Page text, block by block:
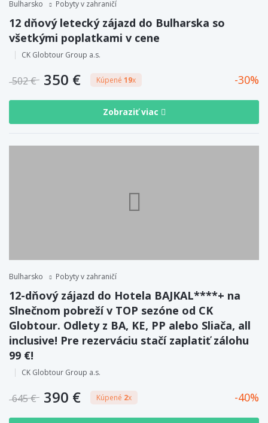
Bulharsko Pobyty v zahraničí
12 dňový letecký zájazd do Bulharska so
všetkými poplatkami v cene
CK Globtour Group a.s.
502 € 350 € Kúpené 19x 30
Zobraziť viac
Bulharsko Pobyty v zahraničí
12-dňový zájazd do Hotela BAJKAL****+ na
Slnečnom pobreží v TOP sezóne od CK
Globtour. Odlety z BA, KE, PP alebo Sliača, all
inclusive! Pre rezerváciu stačí zaplatiť zálohu
99 €!
CK Globtour Group a.s.
645 € 390 € Kúpené 2x 40